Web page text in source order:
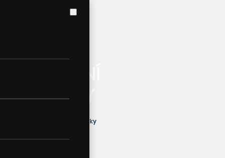
PODMÍNKY
Obchodní podmínky